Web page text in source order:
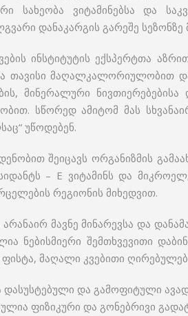
სახეობა ვიტამინებსა და
დანაკარგის გარეშე სეზონზე
ინსტიტუტის ექსპერტთა
თავისი მაღალკალორიულობით
მინერალური ნივთიერებებისა
სწორედ ამიტომ მას
უწოდებენ.
შეიცავს ორგანიზმის
– E ვიტამინს და
რეგიონის მიხედვით.
მავნე მინარევსა და
ნებისმიერი შემთხვევითი
მაღალი კვებითი
დასუსტებული და გამოფიტული
ფიზიკური და გონებრივი